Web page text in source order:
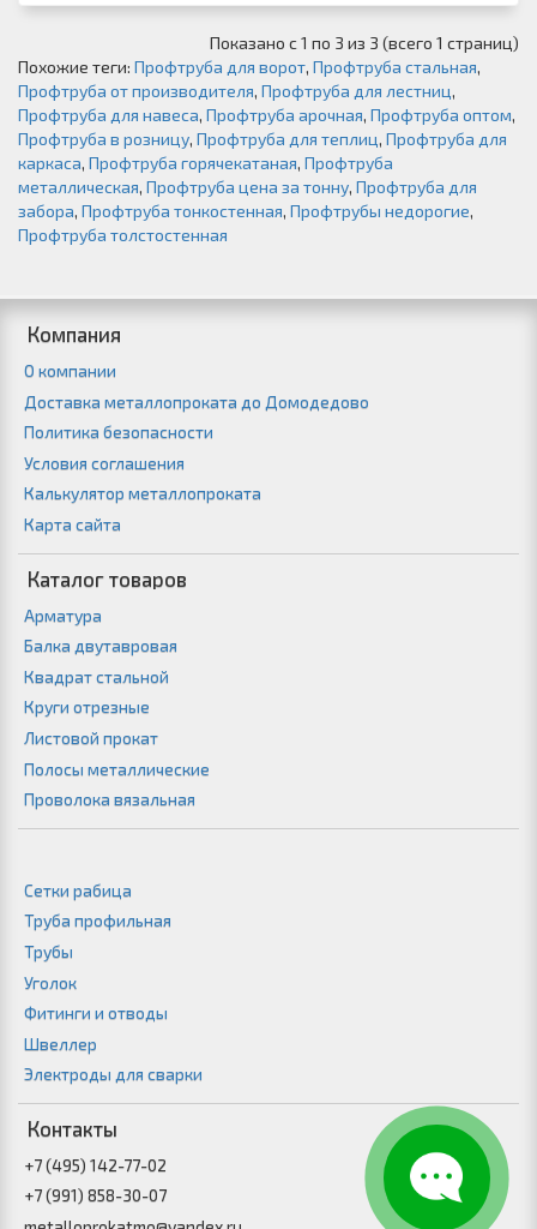
Показано с 1 по 3 из 3 (всего 1 страниц)
Похожие теги: Профтруба для ворот, Профтруба стальная,
Профтруба от производителя, Профтруба для лестниц,
Профтруба для навеса, Профтруба арочная, Профтруба оптом,
Профтруба в розницу, Профтруба для теплиц, Профтруба для
каркаса, Профтруба горячекатаная, Профтруба
металлическая, Профтруба цена за тонну, Профтруба для
забора, Профтруба тонкостенная, Профтрубы недорогие,
Профтруба толстостенная
Компания
О компании
Доставка металлопроката до Домодедово
Политика безопасности
Условия соглашения
Калькулятор металлопроката
Карта сайта
Каталог товаров
Арматура
Балка двутавровая
Квадрат стальной
Круги отрезные
Листовой прокат
Полосы металлические
Проволока вязальная
Сетки рабица
Труба профильная
Трубы
Уголок
Фитинги и отводы
Швеллер
Электроды для сварки
Контакты
+7 (495) 142-77-02
+7 (991) 858-30-07